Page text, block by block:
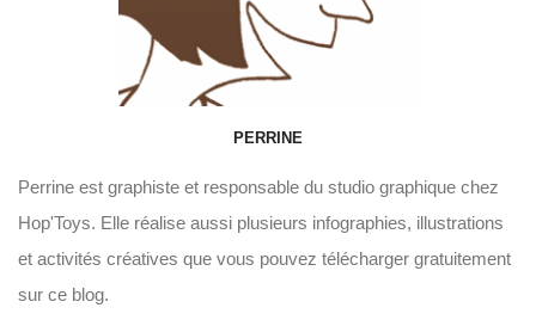
PERRINE
Perrine est graphiste et responsable du studio graphique chez
Hop'Toys. Elle réalise aussi plusieurs infographies, illustrations
et activités créatives que vous pouvez télécharger gratuitement
sur ce blog.